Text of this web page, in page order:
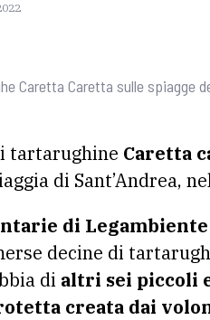
Caretta Caretta sulle spiagge
tartarughine Caretta
di Sant’Andrea,
di Legambiente
decine di
di altri sei piccoli
creata dai